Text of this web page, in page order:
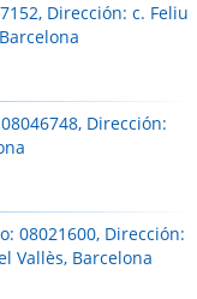
Dirección: c. Feliu
Dirección:
08021600, Dirección:
Vallès, Barcelona